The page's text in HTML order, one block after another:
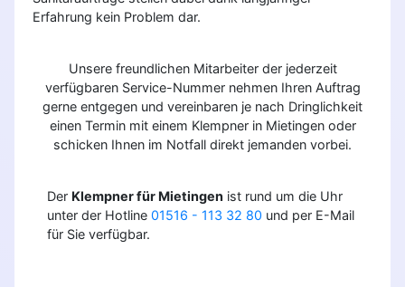
Erfahrung kein Problem dar.
Unsere freundlichen Mitarbeiter der jederzeit
verfügbaren Service-Nummer nehmen Ihren Auftrag
gerne entgegen und vereinbaren je nach Dringlichkeit
einen Termin mit einem Klempner in Mietingen oder
schicken Ihnen im Notfall direkt jemanden vorbei.
Der Klempner für Mietingen ist rund um die Uhr
unter der Hotline 01516 - 113 32 80 und per E-Mail
für Sie verfügbar.